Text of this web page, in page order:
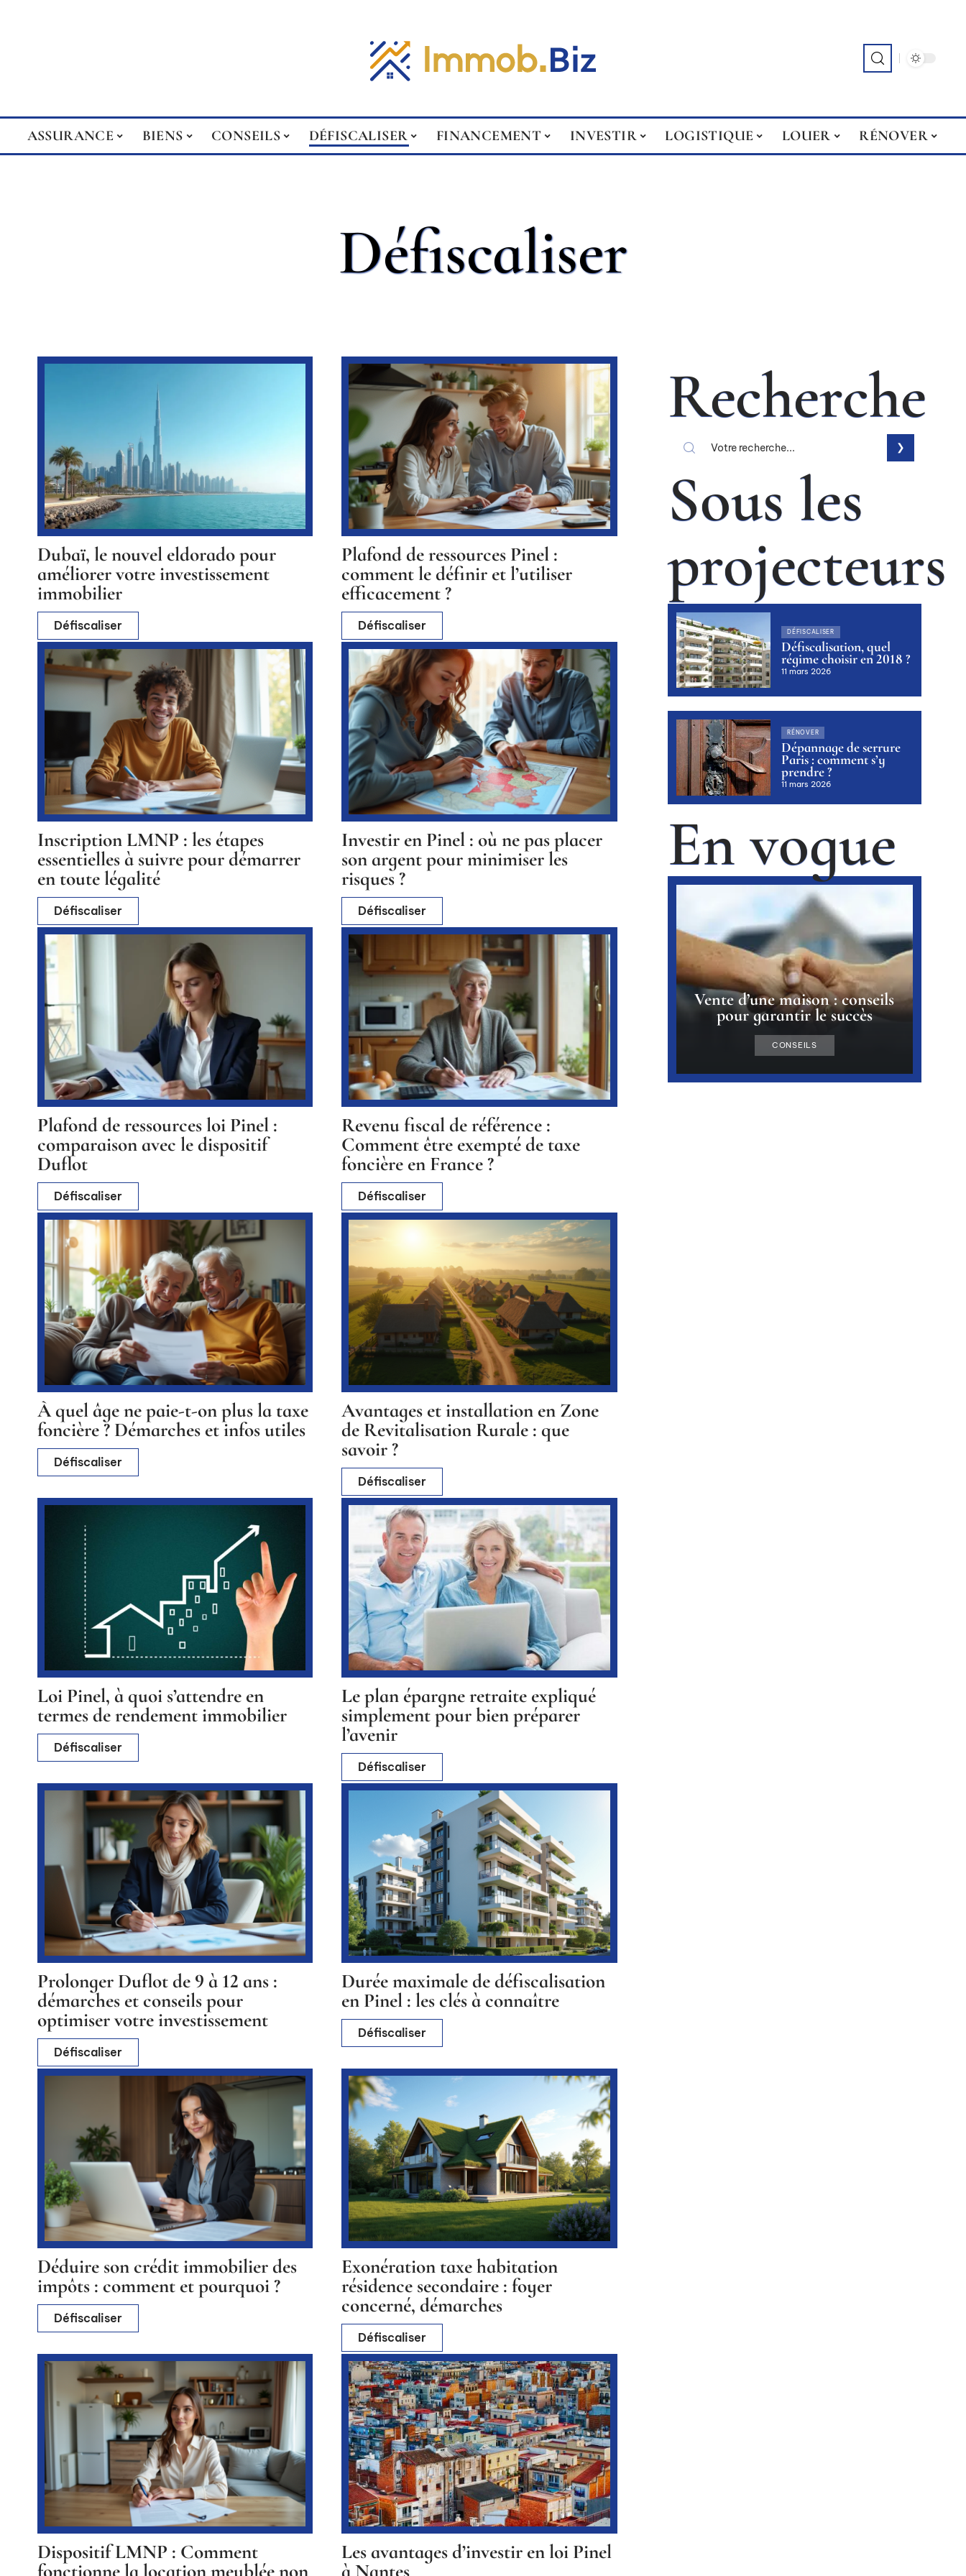
ASSURANCE BIENS CONSEILS DÉFISCALISER FINANCEMENT INVESTIR LOGISTIQUE LOUER RÉNOVER
Défiscaliser
Dubaï, le nouvel eldorado pour
améliorer votre investissement
immobilier
Défiscaliser
Plafond de ressources Pinel :
comment le définir et l’utiliser
efficacement ?
Défiscaliser
Inscription LMNP : les étapes
essentielles à suivre pour démarrer
en toute légalité
Défiscaliser
Investir en Pinel : où ne pas placer
son argent pour minimiser les
risques ?
Défiscaliser
Plafond de ressources loi Pinel :
comparaison avec le dispositif
Duflot
Défiscaliser
Revenu fiscal de référence :
Comment être exempté de taxe
foncière en France ?
Défiscaliser
À quel âge ne paie-t-on plus la taxe
foncière ? Démarches et infos utiles
Défiscaliser
Avantages et installation en Zone
de Revitalisation Rurale : que
savoir ?
Défiscaliser
Loi Pinel, à quoi s’attendre en
termes de rendement immobilier
Défiscaliser
Le plan épargne retraite expliqué
simplement pour bien préparer
l’avenir
Défiscaliser
Prolonger Duflot de 9 à 12 ans :
démarches et conseils pour
optimiser votre investissement
Défiscaliser
Durée maximale de défiscalisation
en Pinel : les clés à connaître
Défiscaliser
Déduire son crédit immobilier des
impôts : comment et pourquoi ?
Défiscaliser
Exonération taxe habitation
résidence secondaire : foyer
concerné, démarches
Défiscaliser
Dispositif LMNP : Comment
Les avantages d’investir en loi Pinel
Recherche
Sous les
projecteurs
DÉFISCALISER
Défiscalisation, quel
régime choisir en 2018 ?
11 mars 2026
RÉNOVER
Dépannage de serrure
Paris : comment s’y
prendre ?
11 mars 2026
En vogue
Vente d’une maison : conseils
pour garantir le succès
CONSEILS